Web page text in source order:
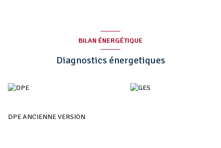
BILAN ÉNERGÉTIQUE
Diagnostics énergetiques
DPE ANCIENNE VERSION